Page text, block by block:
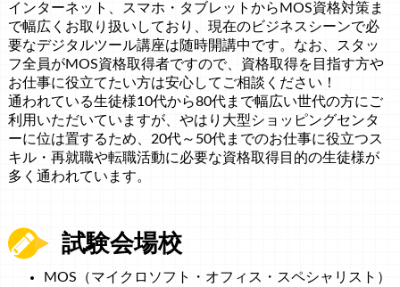
インターネット、スマホ・タブレットからMOS資格対策ま
で幅広くお取り扱いしており、現在のビジネスシーンで必
要なデジタルツール講座は随時開講中です。なお、スタッ
フ全員がMOS資格取得者ですので、資格取得を目指す方や
お仕事に役立てたい方は安心してご相談ください！
通われている生徒様10代から80代まで幅広い世代の方にご
利用いただいていますが、やはり大型ショッピングセンタ
ーに位は置するため、20代～50代までのお仕事に役立つス
キル・再就職や転職活動に必要な資格取得目的の生徒様が
多く通われています。
試験会場校
MOS（マイクロソフト・オフィス・スペシャリスト）